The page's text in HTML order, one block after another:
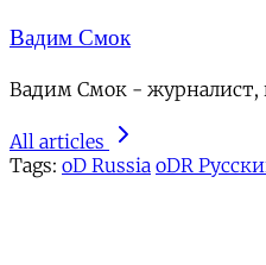
Вадим Смок
Вадим Смок - журналист,
All articles
Tags: oD Russia oDR